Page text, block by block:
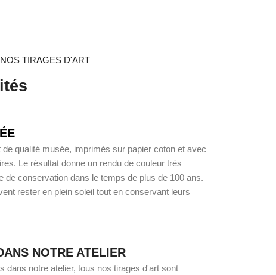
TIRAGES D'ART
qualité musée, imprimés sur papier coton et avec
Le résultat donne un rendu de couleur très
de conservation dans le temps de plus de 100 ans.
rester en plein soleil tout en conservant leurs
NOTRE ATELIER
dans notre atelier, tous nos tirages d'art sont